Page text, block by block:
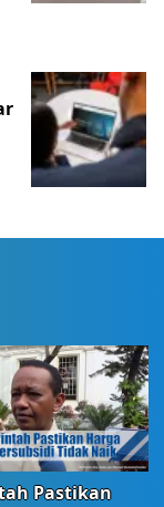
Pastikan